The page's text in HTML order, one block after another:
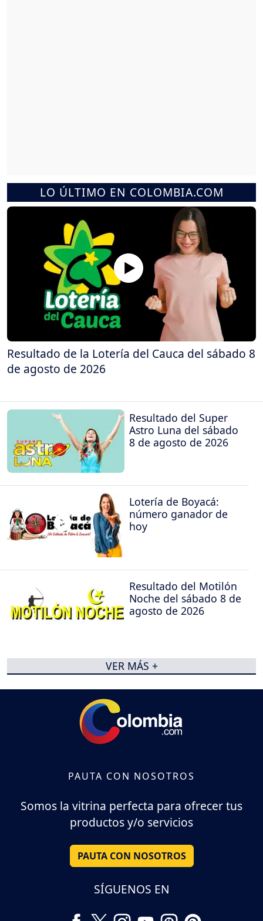
LO ÚLTIMO EN COLOMBIA.COM
Resultado de la Lotería del Cauca del sábado 8
de agosto de 2026
Resultado del Super
Astro Luna del sábado
8 de agosto de 2026
Lotería de Boyacá:
número ganador de
hoy
Resultado del Motilón
Noche del sábado 8 de
agosto de 2026
VER MÁS +
PAUTA CON NOSOTROS
Somos la vitrina perfecta para ofrecer tus
productos y/o servicios
PAUTA CON NOSOTROS
SÍGUENOS EN